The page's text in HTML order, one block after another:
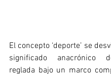
El concepto ‘deporte’ se
significado anacrónico
reglada bajo un marco